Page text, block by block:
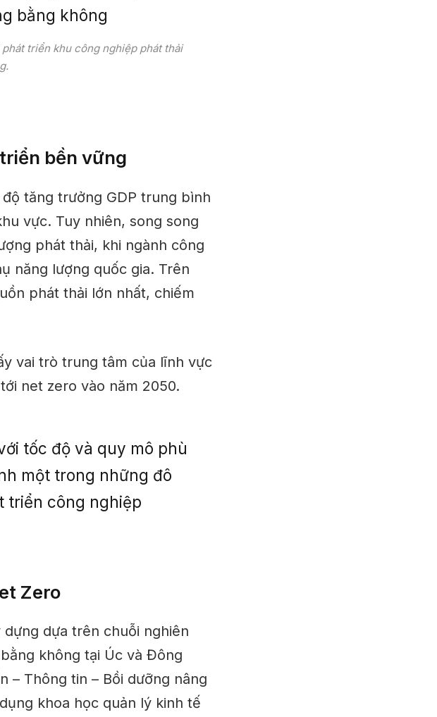
triển khu công nghiệp phát thải
bền vững
tăng trưởng GDP trung bình
vực. Tuy nhiên, song song
phát thải, khi ngành công
năng lượng quốc gia. Trên
phát thải lớn nhất, chiếm
vai trò trung tâm của lĩnh vực
net zero vào năm 2050.
tốc độ và quy mô phù
một trong những đô
triển công nghiệp
Zero
dựa trên chuỗi nghiên
không tại Úc và Đông
– Thông tin – Bồi dưỡng nâng
khoa học quản lý kinh tế